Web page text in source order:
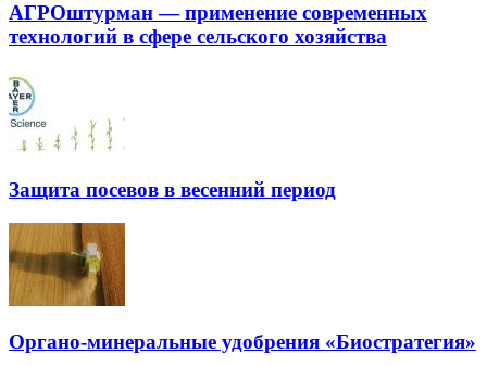
АГРОштурман — применение современных
технологий в сфере сельского хозяйства
Защита посевов в весенний период
Органо-минеральные удобрения «Биостратегия»